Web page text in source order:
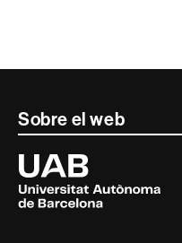
Contacte
informació
legal
Sobre el web
Universitat
Autònoma
de
Barcelona